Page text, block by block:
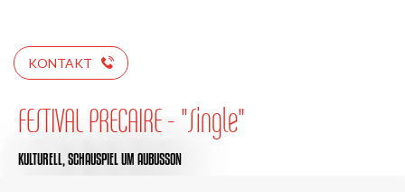
KONTAKT
FESTIVAL PRECAIRE - "Single"
KULTURELL, SCHAUSPIEL UM AUBUSSON